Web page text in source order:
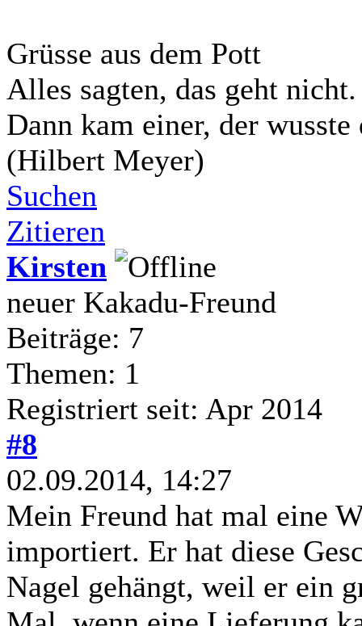
Grüsse aus dem Pott
Alles sagten, das geht nicht.
Dann kam einer, der
(Hilbert Meyer)
Suchen
Zitieren
Kirsten
neuer Kakadu-Freund
Beiträge: 7
Themen: 1
Registriert seit: Apr 2014
#8
02.09.2014, 14:27
Mein Freund hat mal eine
importiert. Er hat diese
Nagel gehängt, weil er ein